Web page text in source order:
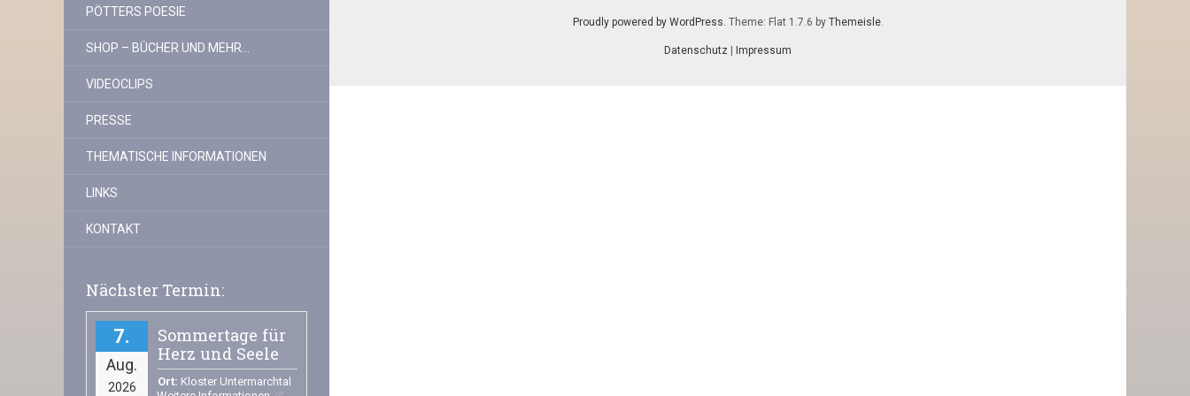
PÖTTERS POESIE
SHOP – BÜCHER UND MEHR…
VIDEOCLIPS
PRESSE
THEMATISCHE INFORMATIONEN
LINKS
KONTAKT
Nächster Termin:
Aug.
7
2026
Sommertage für
Herz und Seele
Ort: Kloster Untermarchtal
Proudly powered by WordPress. Theme: Flat 1.7.6 by Themeisle.
Datenschutz Impressum